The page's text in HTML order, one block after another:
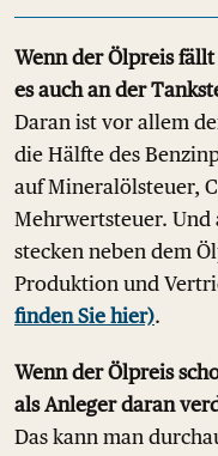
Wenn der Ölpreis
es auch an der
Daran ist vor allem
die Hälfte des
auf Mineralölsteuer,
Mehrwertsteuer. Und
stecken neben dem
Produktion und
finden Sie hier).
Wenn der Ölpreis
als Anleger daran
Das kann man